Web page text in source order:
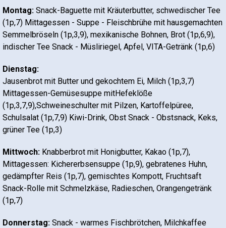
Montag: Snack-Baguette mit Kräuterbutter, schwedischer Tee
(1p,7) Mittagessen - Suppe - Fleischbrühe mit hausgemachten
Semmelbröseln (1p,3,9), mexikanische Bohnen, Brot (1p,6,9),
indischer Tee Snack - Müsliriegel, Apfel, VITA-Getränk (1p,6)
Dienstag:
Jausenbrot mit Butter und gekochtem Ei, Milch (1p,3,7)
Mittagessen-Gemüsesuppe mitHefeklöße
(1p,3,7,9),Schweineschulter mit Pilzen, Kartoffelpüree,
Schulsalat (1p,7,9) Kiwi-Drink, Obst Snack - Obstsnack, Keks,
grüner Tee (1p,3)
Mittwoch: Knabberbrot mit Honigbutter, Kakao (1p,7),
Mittagessen: Kichererbsensuppe (1p,9), gebratenes Huhn,
gedämpfter Reis (1p,7), gemischtes Kompott, Fruchtsaft
Snack-Rolle mit Schmelzkäse, Radieschen, Orangengetränk
(1p,7)
Donnerstag: Snack - warmes Fischbrötchen, Milchkaffee